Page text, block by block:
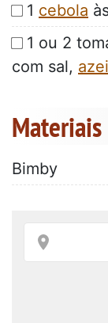
1 cebola
1 ou 2
com sal,
Materiais
Bimby